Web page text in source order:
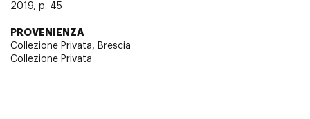
2019, p. 45
PROVENIENZA
Collezione Privata, Brescia
Collezione Privata